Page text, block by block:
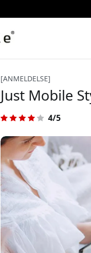
[ANMELDELSE]
Just Mobile
4/5